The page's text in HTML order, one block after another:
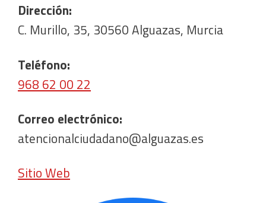
Dirección:
C. Murillo, 35, 30560 Alguazas, Murcia
Teléfono:
968 62 00 22
Correo electrónico:
atencionalciudadano@alguazas.es
Sitio Web